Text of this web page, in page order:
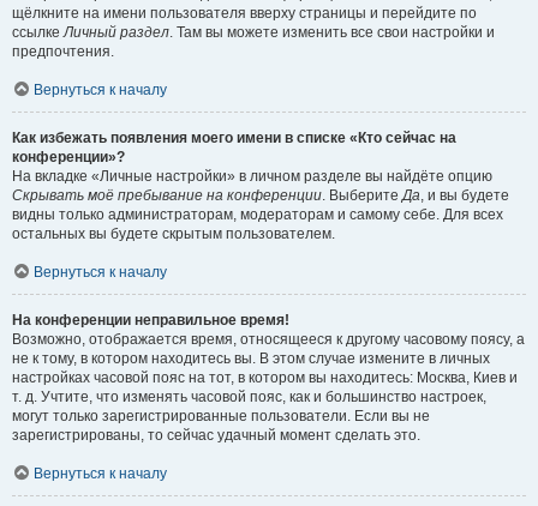
щёлкните на имени пользователя вверху страницы и перейдите по
ссылкеЛичный раздел. Там вы можете изменить все свои настройки и
предпочтения.
Вернуться к началу
Как избежать появления моего имени в списке «Кто сейчас на
конференции»?
На вкладке «Личные настройки» в личном разделе вы найдёте опцию
Скрывать моё пребывание на конференции. ВыберитеДа, и вы будете
видны только администраторам, модераторам и самому себе. Для всех
остальных вы будете скрытым пользователем.
Вернуться к началу
На конференции неправильное время!
Возможно, отображается время, относящееся к другому часовому поясу, а
не к тому, в котором находитесь вы. В этом случае измените в личных
настройках часовой пояс на тот, в котором вы находитесь: Москва, Киев и
т. д. Учтите, что изменять часовой пояс, как и большинство настроек,
могут только зарегистрированные пользователи. Если вы не
зарегистрированы, то сейчас удачный момент сделать это.
Вернуться к началу